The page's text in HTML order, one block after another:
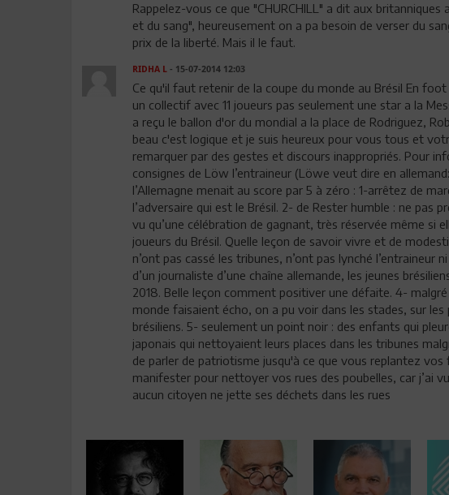
Rappelez-vous ce que "CHURCHILL" a dit aux
et du sang", heureusement on a pa besoin de verser du
prix de la liberté. Mais il le faut.
RIDHA L- 15-07-2014 12:03
Ce qu'il faut retenir de la coupe du monde au Brésil En
un collectif avec 11 joueurs pas seulement une star a la
a reçu le ballon d'or du mondial a la place de Rodriguez,
beau c'est logique et je suis heureux pour vous tous et
remarquer par des gestes et discours inappropriés. Pour
consignes de Löw l’entraineur (Löwe veut dire en
l’Allemagne menait au score par 5 à zéro : 1-arrêtez de
l’adversaire qui est le Brésil. 2- de Rester humble : ne pas
vu qu’une célébration de gagnant, très réservée même si
joueurs du Brésil. Quelle leçon de savoir vivre et de
n’ont pas cassé les tribunes, n’ont pas lynché l’entraineur
d’un journaliste d’une chaîne allemande, les jeunes
2018. Belle leçon comment positiver une défaite. 4- malgré
monde faisaient écho, on a pu voir dans les stades, sur
brésiliens. 5- seulement un point noir : des enfants qui
japonais qui nettoyaient leurs places dans les tribunes
de parler de patriotisme jusqu'à ce que vous replantez
manifester pour nettoyer vos rues des poubelles, car j’ai
aucun citoyen ne jette ses déchets dans les rues